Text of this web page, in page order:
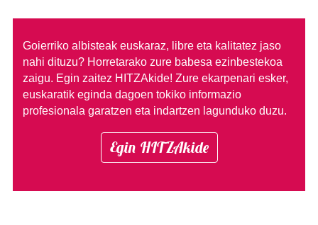
Goierriko albisteak euskaraz, libre eta kalitatez jaso
nahi dituzu? Horretarako zure babesa ezinbestekoa
zaigu. Egin zaitez HITZAkide! Zure ekarpenari esker,
euskaratik eginda dagoen tokiko informazio
profesionala garatzen eta indartzen lagunduko duzu.
Egin HITZAkide